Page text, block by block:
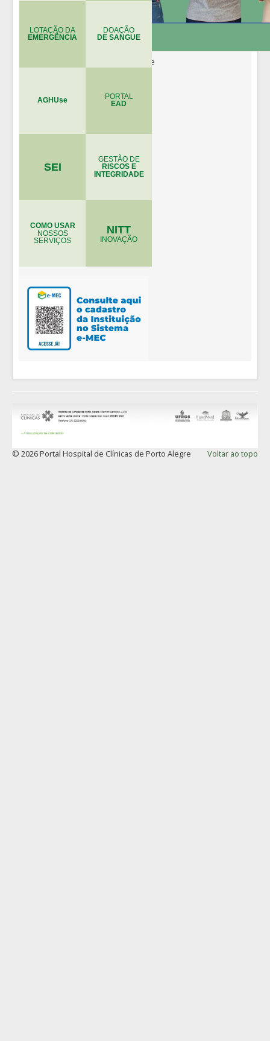
LOTAÇÃO DA
EMERGÊNCIA
DOAÇÃO
DE SANGUE
AGHUse PORTAL
EAD
SEI
GESTÃO DE
RISCOS E
INTEGRIDADE
COMO USAR
NOSSOS
SERVIÇOS
NITT
INOVAÇÃO
Voltar ao topo
© 2026 Portal Hospital de Clínicas de Porto Alegre